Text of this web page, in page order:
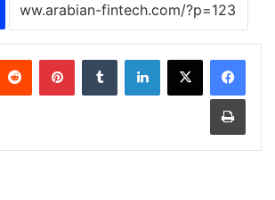
لينكدإن بينتيريست
ثقافة المال والتكنولوجيا
18